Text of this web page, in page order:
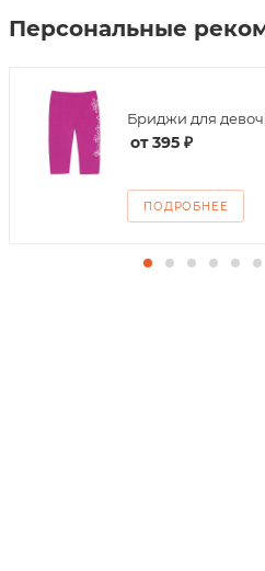
Персональные
Бриджи для
от395 ₽
ПОДРОБНЕЕ